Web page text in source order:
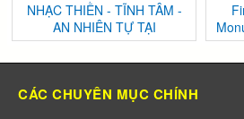
NHẠC THIỀN - TĨNH TÂM -
AN NHIÊN TỰ TẠI
CÁC CHUYÊN MỤC CHÍNH